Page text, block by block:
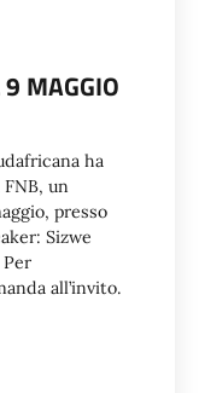
MAGGIO
ha
un
presso
Sizwe
all’invito.